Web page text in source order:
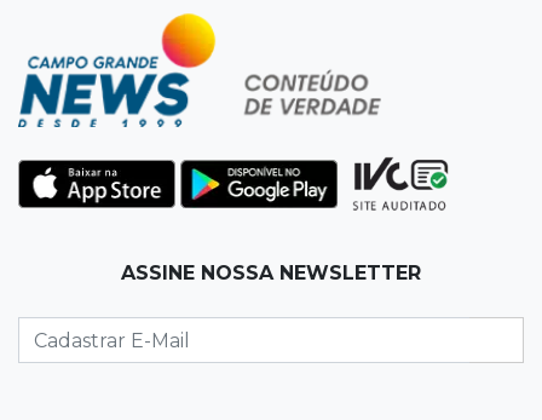
Cidade Jardim
Empresária perde quase R$ 30 mil em golpe
da falsa oferta de empréstimo
Anvisa sobe alerta sobre testosterona sem
indicação como risco ao coração
Comércio exterior
alta das exportações
ASSINE NOSSA NEWSLETTER